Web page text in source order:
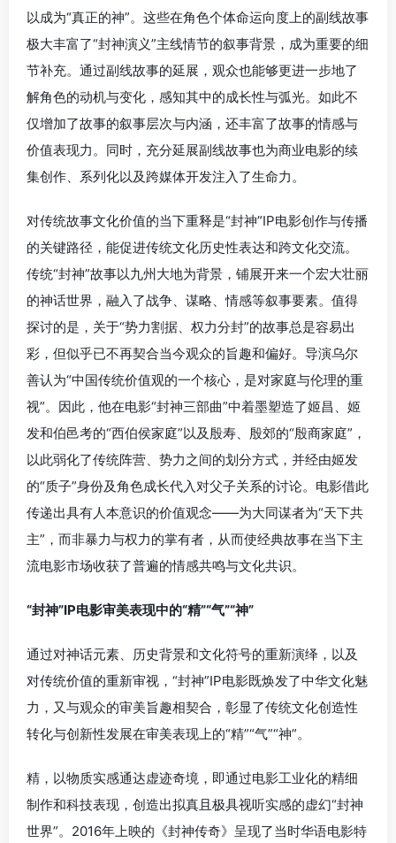
以成为“真正的神”。这些在角色个体命运向度上的副线故事
极大丰富了“封神演义”主线情节的叙事背景，成为重要的细
节补充。通过副线故事的延展，观众也能够更进一步地了
解角色的动机与变化，感知其中的成长性与弧光。如此不
仅增加了故事的叙事层次与内涵，还丰富了故事的情感与
价值表现力。同时，充分延展副线故事也为商业电影的续
集创作、系列化以及跨媒体开发注入了生命力。
对传统故事文化价值的当下重释是“封神”IP电影创作与传播
的关键路径，能促进传统文化历史性表达和跨文化交流。
传统“封神”故事以九州大地为背景，铺展开来一个宏大壮丽
的神话世界，融入了战争、谋略、情感等叙事要素。值得
探讨的是，关于“势力割据、权力分封”的故事总是容易出
彩，但似乎已不再契合当今观众的旨趣和偏好。导演乌尔
善认为“中国传统价值观的一个核心，是对家庭与伦理的重
视”。因此，他在电影“封神三部曲”中着墨塑造了姬昌、姬
发和伯邑考的“西伯侯家庭”以及殷寿、殷郊的“殷商家庭”，
以此弱化了传统阵营、势力之间的划分方式，并经由姬发
的“质子”身份及角色成长代入对父子关系的讨论。电影借此
传递出具有人本意识的价值观念——为大同谋者为“天下共
主”，而非暴力与权力的掌有者，从而使经典故事在当下主
流电影市场收获了普遍的情感共鸣与文化共识。
“封神”IP电影审美表现中的“精”“气”“神”
通过对神话元素、历史背景和文化符号的重新演绎，以及
对传统价值的重新审视，“封神”IP电影既焕发了中华文化魅
力，又与观众的审美旨趣相契合，彰显了传统文化创造性
转化与创新性发展在审美表现上的“精”“气”“神”。
精，以物质实感通达虚迹奇境，即通过电影工业化的精细
制作和科技表现，创造出拟真且极具视听实感的虚幻“封神
世界”。2016年上映的《封神传奇》呈现了当时华语电影特